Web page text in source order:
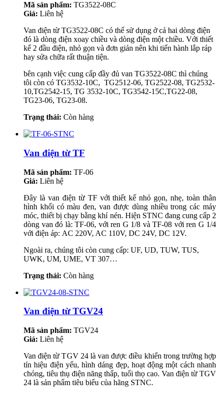
Mã sản phẩm: TG3522-08C
Giá: Liên hệ
Van điện từ TG3522-08C có thể sử dụng ở cả hai dòng điện
đó là dòng điện xoay chiều và dòng điện một chiều. Với thiết
kế 2 đầu điện, nhỏ gọn và đơn giản nên khi tiến hành lắp ráp
hay sửa chữa rất thuận tiện.
bên cạnh việc cung cấp đầy đủ van TG3522-08C thì chúng
tôi còn có TG3532-10C, TG2512-06, TG2522-08, TG2532-
10,TG2542-15, TG 3532-10C, TG3542-15C,TG22-08,
TG23-06, TG23-08.
Trạng thái: Còn hàng
Van điện từ TF
Mã sản phẩm: TF-06
Giá: Liên hệ
Đây là van điện từ TF với thiết kế nhỏ gọn, nhẹ, toàn thân
hình khối có màu đen, van được dùng nhiều trong các máy
móc, thiết bị chạy bằng khí nén. Hiện STNC đang cung cấp 2
dòng van đó là: TF-06, với ren G 1/8 và TF-08 với ren G 1/4
với điện áp: AC 220V, AC 110V, DC 24V, DC 12V.
Ngoài ra, chúng tôi còn cung cấp: UF, UD, TUW, TUS,
UWK, UM, UME, VT 307…
Trạng thái: Còn hàng
Van điện từ TGV24
Mã sản phẩm: TGV24
Giá: Liên hệ
Van điện từ TGV 24 là van được điều khiển trong trường hợp
tín hiệu điện yếu, hình dáng đẹp, hoạt động một cách nhanh
chóng, tiêu thụ điện năng thấp, tuổi thọ cao. Van điện từ TGV
24 là sản phẩm tiêu biểu của hãng STNC.